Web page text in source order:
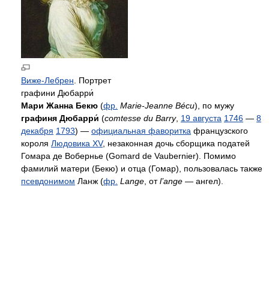
Виже-Лебрен . Портрет
графини Дюбарри́
Мари Жанна Бекю (фр. Marie-Jeanne Bécu), по мужу
графиня Дюбарри́ (comtesse du Barry, 19 августа 1746 — 8
декабря 1793) — официальная фаворитка французского
короля Людовика XV, незаконная дочь сборщика податей
Гомара де Вобернье (Gomard de Vaubernier). Помимо
фамилий матери (Бекю) и отца (Гомар), пользовалась также
псевдонимом Ланж (фр. Lange , отl’ange — ангел).